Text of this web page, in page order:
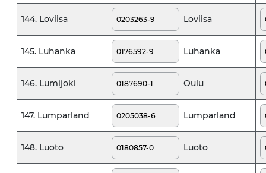
144. Loviisa Loviisa
145. Luhanka Luhanka
146. Lumijoki Oulu
147. Lumparland Lumparland
148. Luoto Luoto